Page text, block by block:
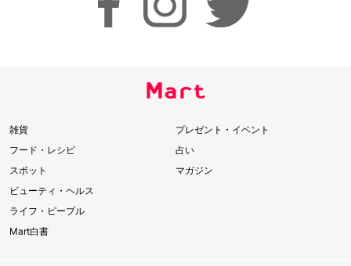
雑貨
フード・レシピ
スポット
ビューティ・ヘルス
ライフ・ピープル
Mart白書
プレゼント・イベント
占い
マガジン